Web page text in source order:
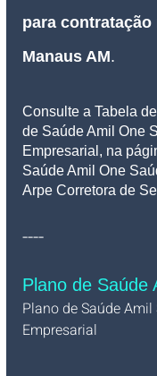
para contratação
Manaus AM.
Consulte a Tabela
de Saúde Amil One
Empresarial, na
Saúde Amil One
Arpe Corretora de
----
Plano de Saúde
Plano de Saúde Amil
Empresarial